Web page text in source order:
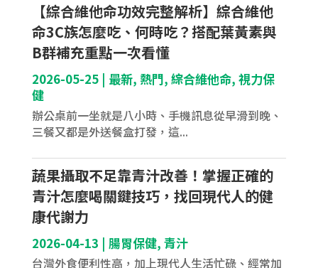
【綜合維他命功效完整解析】綜合維他
命3C族怎麼吃、何時吃？搭配葉黃素與
B群補充重點一次看懂
2026-05-25| 最新, 熱門, 綜合維他命, 視力保
健
辦公桌前一坐就是八小時、手機訊息從早滑到晚、
三餐又都是外送餐盒打發，這...
蔬果攝取不足靠青汁改善！掌握正確的
青汁怎麼喝關鍵技巧，找回現代人的健
康代謝力
2026-04-13 | 腸胃保健, 青汁
台灣外食便利性高，加上現代人生活忙碌、經常加